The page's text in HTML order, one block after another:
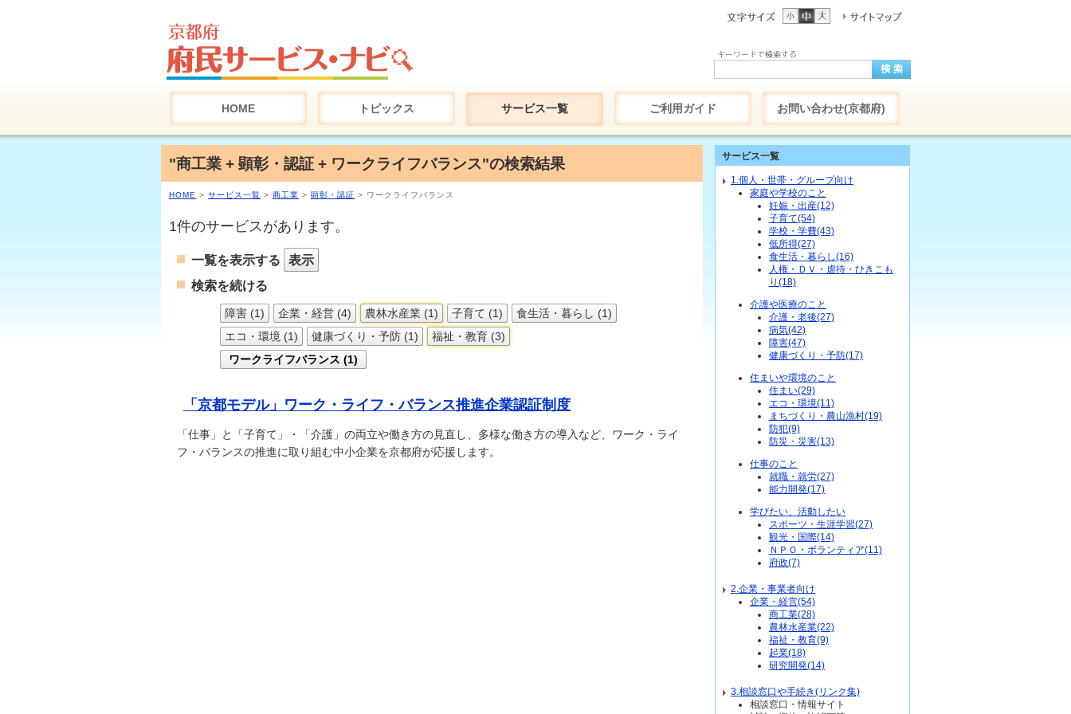
HOME トピックス サービス一覧 ご利用ガイド お問い合わせ(京都府)
"商工業 + 顕彰・認証 + ワークライフバランス"の検索結果
HOME > サービス一覧 > 商工業 > 顕彰・認証 > ワークライフバランス
1件のサービスがあります。
一覧を表示する
表示
検索を続ける
障害 (1) 企業・経営 (4) 農林水産業 (1) 子育て (1)
食生活・暮らし (1)
エコ・環境 (1)
健康づくり・予防 (1)
福祉・教育 (3)
ワークライフバランス (1)
「京都モデル」ワーク・ライフ・バランス推進企業認証制度
「仕事」と「子育て」・「介護」の両立や働き方の見直し、多様な働き方の導入など、ワーク・ライ
フ・バランスの推進に取り組む中小企業を京都府が応援します。
サービス一覧
1.個人・世帯・グループ向け
家庭や学校のこと
妊娠・出産(12)
子育て(54)
学校・学費(43)
低所得(27)
食生活・暮らし(16)
人権・ＤＶ・虐待・ひきこも
り(18)
介護や医療のこと
介護・老後(27)
病気(42)
障害(47)
健康づくり・予防(17)
住まいや環境のこと
住まい(29)
エコ・環境(11)
まちづくり・農山漁村(19)
防犯(9)
防災・災害(13)
仕事のこと
就職・就労(27)
能力開発(17)
学びたい、活動したい
スポーツ・生涯学習(27)
観光・国際(14)
ＮＰＯ・ボランティア(11)
府政(7)
2.企業・事業者向け
企業・経営(54)
商工業(28)
農林水産業(22)
福祉・教育(9)
起業(18)
研究開発(14)
3.相談窓口や手続き(リンク集)
相談窓口・情報サイト